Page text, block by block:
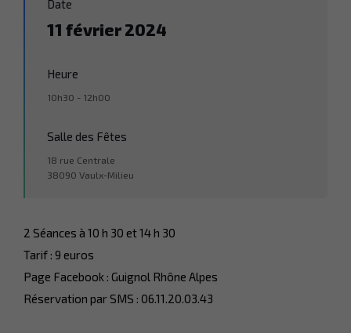
Date
11 février 2024
Heure
10h30 - 12h00
Salle des Fêtes
18 rue Centrale
38090 Vaulx-Milieu
2 Séances à 10 h 30 et 14 h 30
Tarif : 9 euros
Page Facebook : Guignol Rhône Alpes
Réservation par SMS : 06.11.20.03.43